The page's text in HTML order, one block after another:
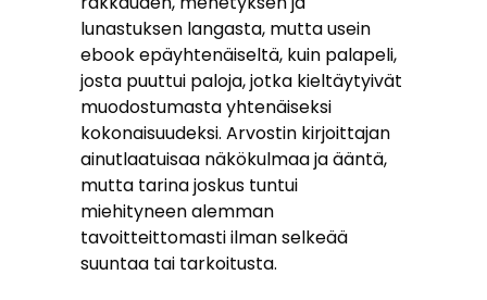
lunastuksen langasta, mutta usein
ebook epäyhtenäiseltä, kuin palapeli,
josta puuttui paloja, jotka kieltäytyivät
muodostumasta yhtenäiseksi
kokonaisuudeksi. Arvostin kirjoittajan
ainutlaatuisaa näkökulmaa ja ääntä,
mutta tarina joskus tuntui
miehityneen alemman
tavoitteittomasti ilman selkeää
suuntaa tai tarkoitusta.